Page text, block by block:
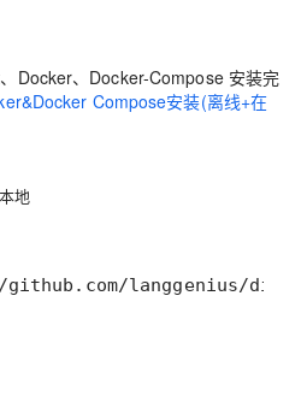
Docker、Docker-Compose 安装完
Compose安装(离线+在
地
langgenius/